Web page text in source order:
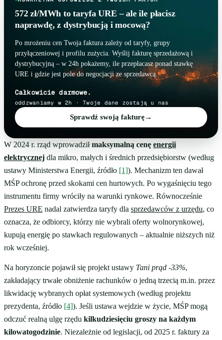
572 zł/MWh to taryfa URE – ale ile płacisz
naprawdę, z dystrybucją i mocową?
Po mrożeniu cen Twoja faktura zależy od taryfy, grupy
przyłączeniowej i profilu zużycia. Wyślij fakturę sprzedażową i
dystrybucyjną – w 24h pokażemy, ile przepłacasz ponad stawkę
URE i gdzie jest pole do negocjacji ze sprzedawcą.
Sprawdź swoją fakturę→
Całkowicie darmowe.
oddzwaniamy w 2h · Twoje dane zostają u nas
W 2024 r. rząd wprowadziłmaksymalną cenę energii
elektrycznej dla mikro, małych i średnich przedsiębiorstw (według
ustawy Ministerstwa Energii, źródło [1]). Mechanizm ten dawał
MŚP ochronę przed skokami cen hurtowych. Po wygaśnięciu tego
instrumentu firmy wróciły na warunki rynkowe. Równocześnie
Prezes URE nadal zatwierdza taryfy dla sprzedawców z urzędu, co
oznacza, że odbiorcy, którzy nie wybrali oferty wolnorynkowej,
kupują energię po stawkach regulowanych – aktualnie niższych niż
rok wcześniej.
Na horyzoncie pojawił się projekt ustawy Tani prąd -33%,
zakładający trwałe obniżenie rachunków o jedną trzecią m.in. przez
likwidację wybranych opłat systemowych (według projektu
prezydenta, źródło [4]). Jeśli ustawa wejdzie w życie, MŚP mogą
odczuć realną ulgę rzędu kilkudziesięciu groszy na każdym
kilowatogodzinie. Niezależnie od legislacji, od 2025 r. faktury za